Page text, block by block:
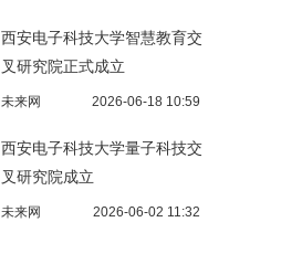
西安电子科技大学智慧教育交
叉研究院正式成立
未来网 2026-06-18 10:59
西安电子科技大学量子科技交
叉研究院成立
未来网 2026-06-02 11:32